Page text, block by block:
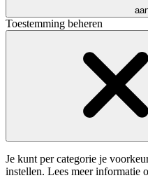
Toestemming beheren
Je kunt per categorie je
instellen. Lees meer informatie